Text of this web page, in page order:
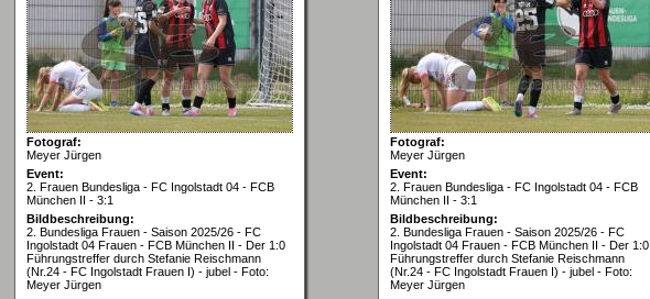
Fotograf:
Meyer Jürgen
Event:
2. Frauen Bundesliga - FC Ingolstadt 04 - FCB
München II - 3:1
Bildbeschreibung:
2. Bundesliga Frauen - Saison 2025/26 - FC
Ingolstadt 04 Frauen - FCB München II - Der 1:0
Führungstreffer durch Stefanie Reischmann
(Nr.24 - FC Ingolstadt Frauen I) - jubel - Foto:
Meyer Jürgen
Fotograf:
Meyer Jürgen
Event:
2. Frauen Bundesliga - FC Ingolstadt 04 - FCB
München II - 3:1
Bildbeschreibung:
2. Bundesliga Frauen - Saison 2025/26 - FC
Ingolstadt 04 Frauen - FCB München II - Der 1:0
Führungstreffer durch Stefanie Reischmann
(Nr.24 - FC Ingolstadt Frauen I) - jubel - Foto:
Meyer Jürgen